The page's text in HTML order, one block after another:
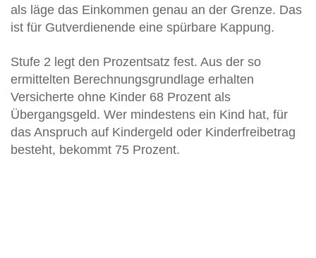
als läge das Einkommen genau an der Grenze. Das
ist für Gutverdienende eine spürbare Kappung.
Stufe 2 legt den Prozentsatz fest. Aus der so
ermittelten Berechnungsgrundlage erhalten
Versicherte ohne Kinder 68 Prozent als
Übergangsgeld. Wer mindestens ein Kind hat, für
das Anspruch auf Kindergeld oder Kinderfreibetrag
besteht, bekommt 75 Prozent.